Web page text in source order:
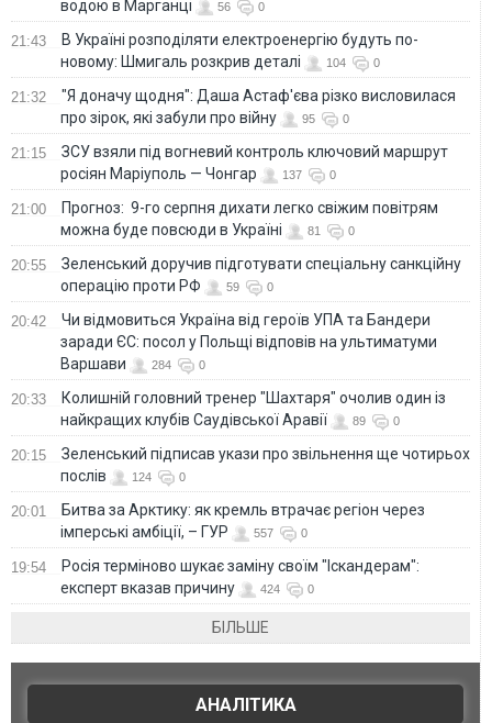
водою в Марганці 56 0
21:43
В Україні розподіляти електроенергію будуть по-
новому: Шмигаль розкрив деталі
104 0
21:32
"Я доначу щодня": Даша Астаф'єва різко висловилася
про зірок, які забули про війну
95 0
21:15
ЗСУ взяли під вогневий контроль ключовий маршрут
росіян Маріуполь — Чонгар
137 0
21:00
Прогноз: 9-го серпня дихати легко свіжим повітрям
можна буде повсюди в Україні
81 0
20:55
Зеленський доручив підготувати спеціальну санкційну
операцію проти РФ
59 0
20:42
Чи відмовиться Україна від героїв УПА та Бандери
заради ЄС: посол у Польщі відповів на ультиматуми
Варшави
284 0
20:33
Колишній головний тренер "Шахтаря" очолив один із
найкращих клубів Саудівської Аравії
89 0
20:15
Зеленський підписав укази про звільнення ще чотирьох
послів
124 0
20:01
Битва за Арктику: як кремль втрачає регіон через
імперські амбіції, – ГУР
557 0
19:54
Росія терміново шукає заміну своїм "Іскандерам":
експерт вказав причину
424 0
БІЛЬШЕ
АНАЛІТИКА